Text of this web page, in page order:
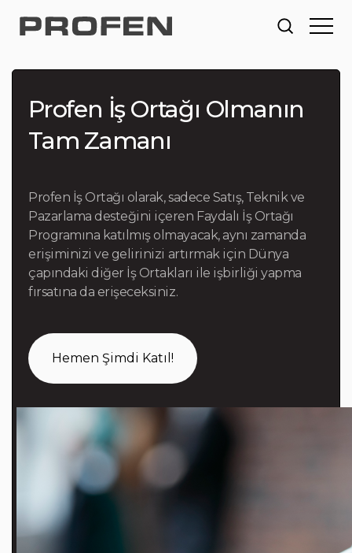
Profen İş Ortağı Olmanın
Tam Zamanı
Profen İş Ortağı olarak, sadece Satış, Teknik ve
Pazarlama desteğini içeren Faydalı İş Ortağı
Programına katılmış olmayacak, aynı zamanda
erişiminizi ve gelirinizi artırmak için Dünya
çapındaki diğer İş Ortakları ile işbirliği yapma
fırsatına da erişeceksiniz.
Hemen Şimdi Katıl!